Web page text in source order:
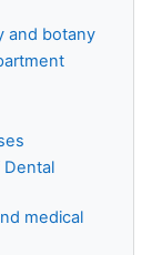
and botany
Dental
medical